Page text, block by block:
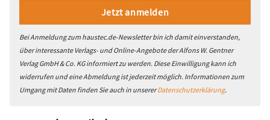
Bei Anmeldung zum haustec.de-Newsletter bin ich damit einverstanden,
über interessante Verlags- und Online-Angebote der Alfons W. Gentner
Verlag GmbH & Co. KG informiert zu werden. Diese Einwilligung kann ich
widerrufen und eine Abmeldung ist jederzeit möglich. Informationen zum
Umgang mit Daten finden Sie auch in unsererDatenschutzerklärung.